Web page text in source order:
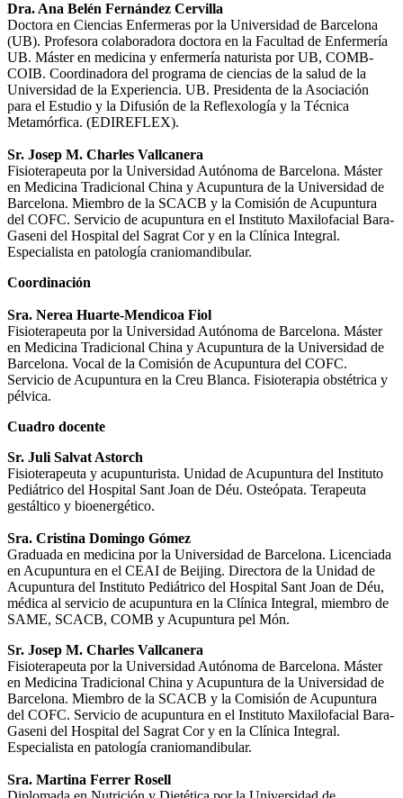
Dra. Ana Belén Fernández Cervilla
Doctora en Ciencias Enfermeras por la Universidad de Barcelona
(UB). Profesora colaboradora doctora en la Facultad de Enfermería
UB. Máster en medicina y enfermería naturista por UB, COMB-
COIB. Coordinadora del programa de ciencias de la salud de la
Universidad de la Experiencia. UB. Presidenta de la Asociación
para el Estudio y la Difusión de la Reflexología y la Técnica
Metamórfica. (EDIREFLEX).
Sr. Josep M. Charles Vallcanera
Fisioterapeuta por la Universidad Autónoma de Barcelona. Máster
en Medicina Tradicional China y Acupuntura de la Universidad de
Barcelona. Miembro de la SCACB y la Comisión de Acupuntura
del COFC. Servicio de acupuntura en el Instituto Maxilofacial Bara-
Gaseni del Hospital del Sagrat Cor y en la Clínica Integral.
Especialista en patología craniomandibular.
Coordinación
Sra. Nerea Huarte-Mendicoa Fiol
Fisioterapeuta por la Universidad Autónoma de Barcelona. Máster
en Medicina Tradicional China y Acupuntura de la Universidad de
Barcelona. Vocal de la Comisión de Acupuntura del COFC.
Servicio de Acupuntura en la Creu Blanca. Fisioterapia obstétrica y
pélvica.
Cuadro docente
Sr. Juli Salvat Astorch
Fisioterapeuta y acupunturista. Unidad de Acupuntura del Instituto
Pediátrico del Hospital Sant Joan de Déu. Osteópata. Terapeuta
gestáltico y bioenergético.
Sra. Cristina Domingo Gómez
Graduada en medicina por la Universidad de Barcelona. Licenciada
en Acupuntura en el CEAI de Beijing. Directora de la Unidad de
Acupuntura del Instituto Pediátrico del Hospital Sant Joan de Déu,
médica al servicio de acupuntura en la Clínica Integral, miembro de
SAME, SCACB, COMB y Acupuntura pel Món.
Sr. Josep M. Charles Vallcanera
Fisioterapeuta por la Universidad Autónoma de Barcelona. Máster
en Medicina Tradicional China y Acupuntura de la Universidad de
Barcelona. Miembro de la SCACB y la Comisión de Acupuntura
del COFC. Servicio de acupuntura en el Instituto Maxilofacial Bara-
Gaseni del Hospital del Sagrat Cor y en la Clínica Integral.
Especialista en patología craniomandibular.
Sra. Martina Ferrer Rosell